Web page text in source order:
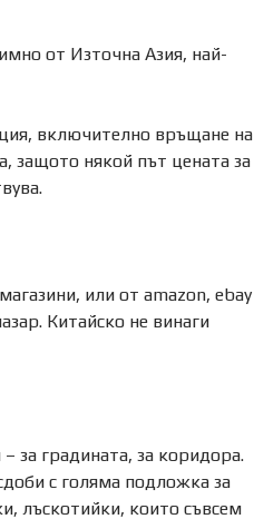
от Източна Азия, най-
включително връщане на
защото някой път цената за
или от amazon, ebay
Китайско не винаги
за градината, за коридора.
с голяма подложка за
лъскотийки, които съвсем